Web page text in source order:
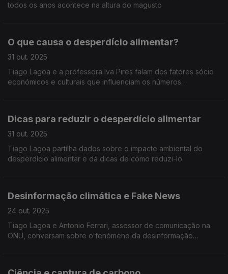
todos os anos acontece na altura do magusto
O que causa o desperdício alimentar?
31 out. 2025
Tiago Lagoa e a professora Iva Pires falam dos fatores sócio
económicos e culturais que influenciam os números
Dicas para reduzir o desperdício alimentar
31 out. 2025
Tiago Lagoa partilha dados sobre o impacte ambiental do
desperdício alimentar e dá dicas de como reduzi-lo.
Desinformação climática e Fake News
24 out. 2025
Tiago Lagoa e Antonio Ferrari, assessor de comunicação na
ONU, conversam sobre o fenómeno da desinformação